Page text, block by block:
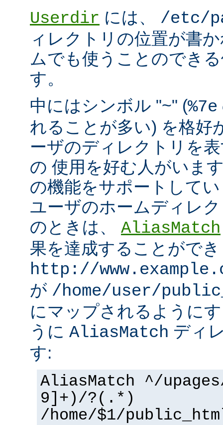
Userdir には、 /etc/
ィレクトリの位置が書
ムでも使うことのでき
す。
中にはシンボル "~" (%7e
れることが多い) を格好
ーザのディレクトリを
の 使用を好む人がいま
の機能をサポートして
ユーザのホームディレ
のときは、 AliasMatch
果を達成することがで
http://
が /home/user/
にマップされるように
うに AliasMatch ディ
す:
AliasMatch ^/
9]+)/?(.*)
/home/$1/